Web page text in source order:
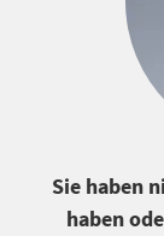
Sie haben
haben